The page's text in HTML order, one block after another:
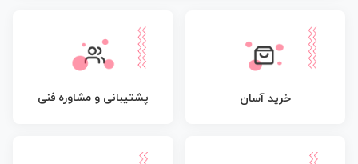
خرید آسان پشتیبانی و مشاوره فنی